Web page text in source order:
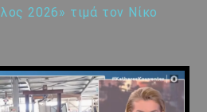
2026» τιμά τον Νίκο